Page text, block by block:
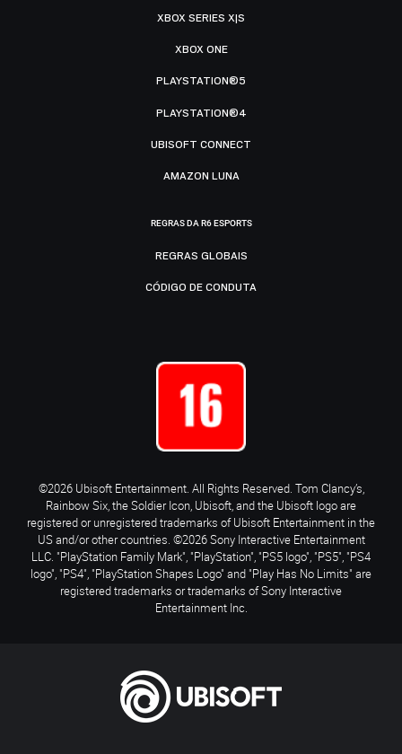
XBOX SERIES X|S
XBOX ONE
PLAYSTATION®5
PLAYSTATION®4
UBISOFT CONNECT
AMAZON LUNA
REGRAS DA R6 ESPORTS
REGRAS GLOBAIS
CÓDIGO DE CONDUTA
©2026 Ubisoft Entertainment. All Rights Reserved. Tom Clancy’s,
Rainbow Six, the Soldier Icon, Ubisoft, and the Ubisoft logo are
registered or unregistered trademarks of Ubisoft Entertainment in the
US and/or other countries. ©2026 Sony Interactive Entertainment
LLC. "PlayStation Family Mark", "PlayStation", "PS5 logo", "PS5", "PS4
logo", "PS4", "PlayStation Shapes Logo" and "Play Has No Limits" are
registered trademarks or trademarks of Sony Interactive
Entertainment Inc.